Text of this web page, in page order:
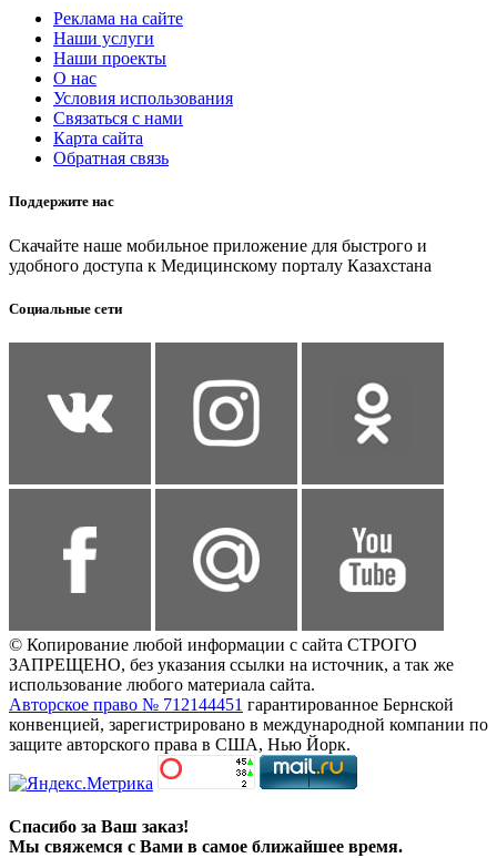
Реклама на сайте
Наши услуги
Наши проекты
О нас
Условия использования
Связаться с нами
Карта сайта
Обратная связь
Поддержите нас
Скачайте наше мобильное приложение для быстрого и
удобного доступа к Медицинскому порталу Казахстана
Социальные сети
© Копирование любой информации с сайта СТРОГО
ЗАПРЕЩЕНО, без указания ссылки на источник, а так же
использование любого материала сайта.
Авторское право № 712144451 гарантированное Бернской
конвенцией, зарегистрировано в международной компании по
защите авторского права в США, Нью Йорк.
Спасибо за Ваш заказ!
Мы свяжемся с Вами в самое ближайшее время.